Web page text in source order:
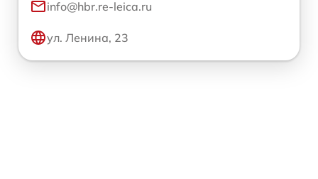
info@hbr.re-leica.ru
ул. Ленина, 23